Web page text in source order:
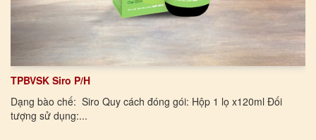
TPBVSK Siro P/H
Dạng bào chế: Siro Quy cách đóng gói: Hộp 1 lọ x120ml Đối
tượng sử dụng:...